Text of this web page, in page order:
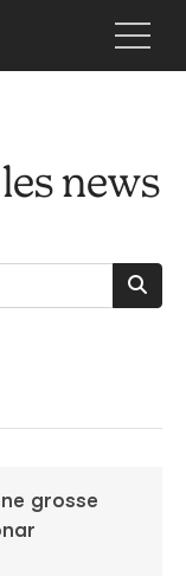
news
grosse